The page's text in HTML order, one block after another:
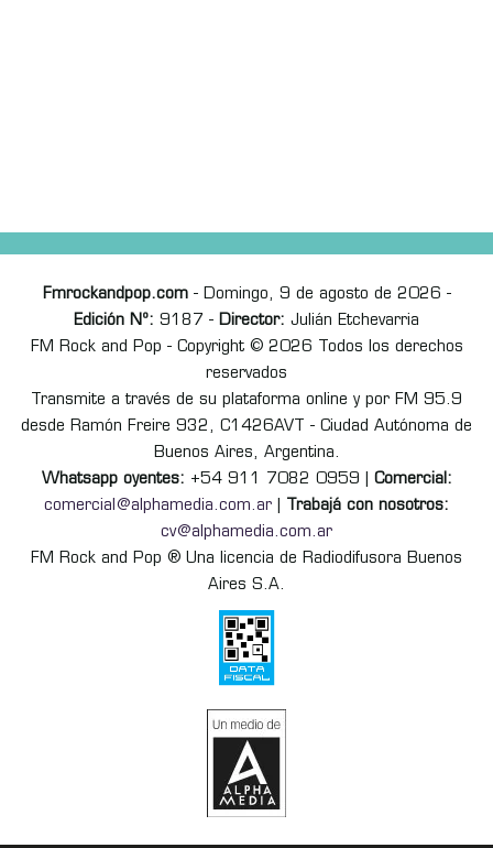
Fmrockandpop.com- Domingo, 9 de agosto de 2026 -
Edición Nº: 9187 - Director: Julián Etchevarria
FM Rock and Pop - Copyright © 2026 Todos los derechos
reservados
Transmite a través de su plataforma online y por FM 95.9
desde Ramón Freire 932, C1426AVT - Ciudad Autónoma de
Buenos Aires, Argentina.
Whatsapp oyentes: +54 911 7082 0959 | Comercial:
comercial@alphamedia.com.ar
Trabajá con nosotros:
cv@alphamedia.com.ar
FM Rock and Pop ® Una licencia de Radiodifusora Buenos
Aires S.A.